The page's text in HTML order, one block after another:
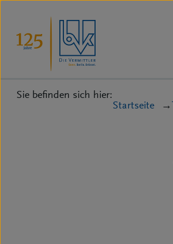
Sie befinden sich hier:
Startseite